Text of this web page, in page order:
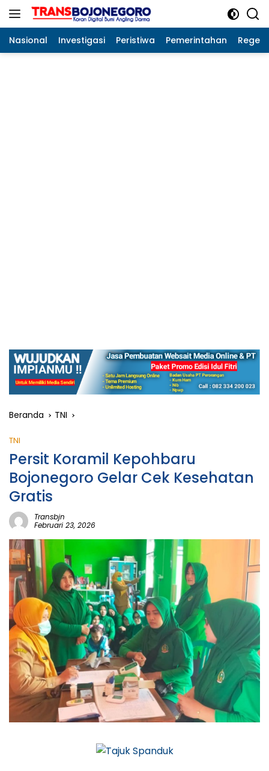
Langsung
Nasional Investigasi Peristiwa Pemerintahan
Beranda TNI
TNI
Persit Koramil Kepohbaru
Bojonegoro Gelar Cek Kesehatan
Gratis
Transbjn
Februari 23, 2026